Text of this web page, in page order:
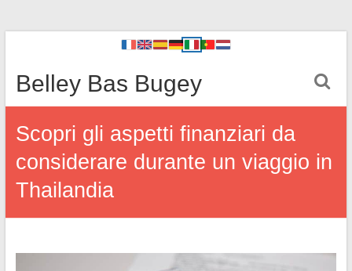
Belley Bas Bugey
Scopri gli aspetti finanziari da
considerare durante un viaggio in
Thailandia